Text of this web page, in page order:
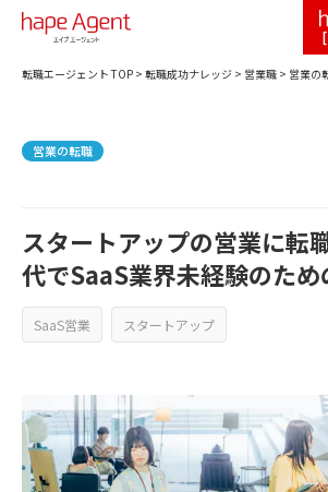
転職エージェント TOP > 転職成功ナレッジ > 営業職 > 営業の
営業の転職
スタートアップの営業に転
代でSaaS業界未経験のた
SaaS営業 スタートアップ